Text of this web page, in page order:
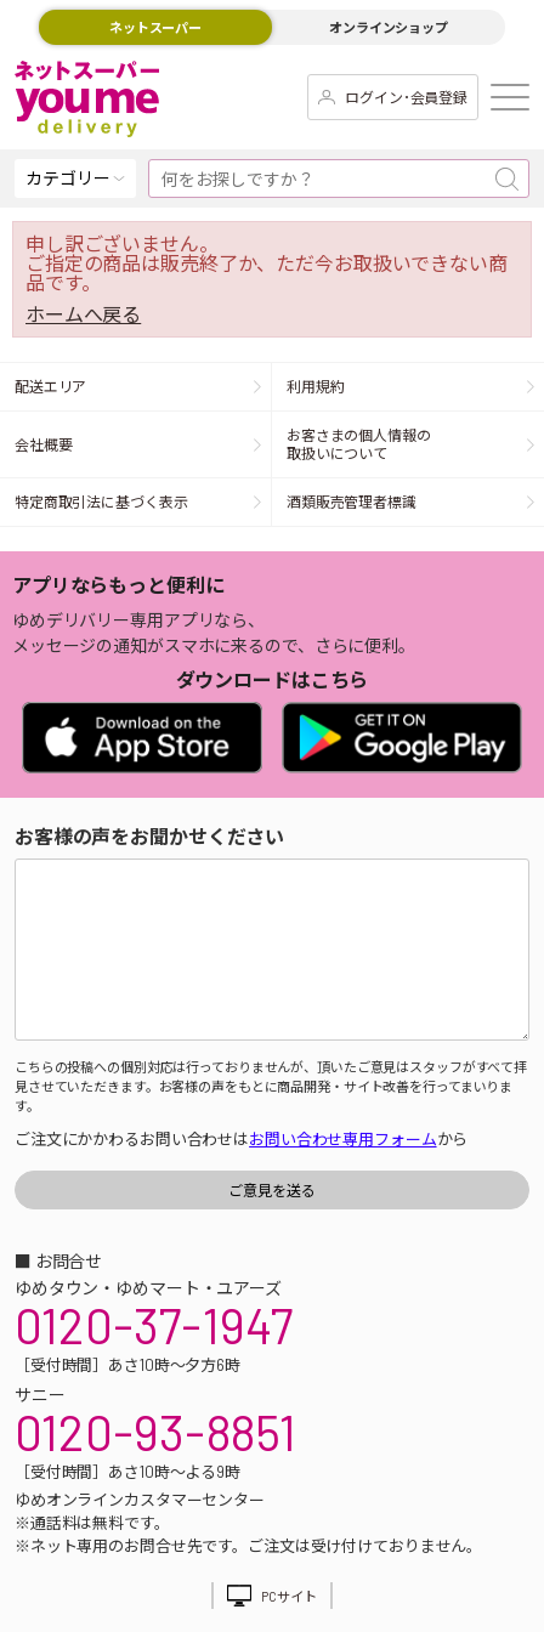
ネットスーパー オンラインショップ
ログイン･会員登録
カテゴリー
申し訳ございません。
ご指定の商品は販売終了か、ただ今お取扱いできない商
品です。
ホームへ戻る
配送エリア 利用規約
会社概要
お客さまの個人情報の
取扱いについて
特定商取引法に基づく表示 酒類販売管理者標識
アプリならもっと便利に
ゆめデリバリー専用アプリなら、
メッセージの通知がスマホに来るので、さらに便利。
ダウンロードはこちら
お客様の声をお聞かせください
こちらの投稿への個別対応は行っておりませんが、頂いたご意見はスタッフがすべて拝
見させていただきます。お客様の声をもとに商品開発・サイト改善を行ってまいりま
す。
ご注文にかかわるお問い合わせはお問い合わせ専用フォームから
■ お問合せ
ゆめタウン・ゆめマート・ユアーズ
0120-37-1947
［受付時間］あさ10時～夕方6時
サニー
0120-93-8851
［受付時間］あさ10時～よる9時
ゆめオンラインカスタマーセンター
※通話料は無料です。
※ネット専用のお問合せ先です。ご注文は受け付けておりません。
PCサイト